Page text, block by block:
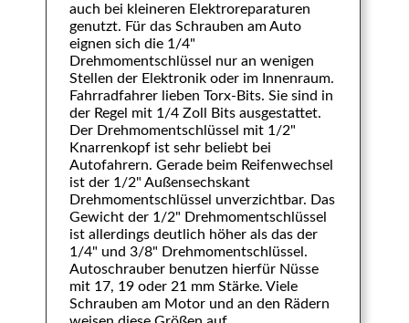
auch bei kleineren Elektroreparaturen
genutzt. Für das Schrauben am Auto
eignen sich die 1/4"
Drehmomentschlüssel nur an wenigen
Stellen der Elektronik oder im Innenraum.
Fahrradfahrer lieben Torx-Bits. Sie sind in
der Regel mit 1/4 Zoll Bits ausgestattet.
Der Drehmomentschlüssel mit 1/2"
Knarrenkopf ist sehr beliebt bei
Autofahrern. Gerade beim Reifenwechsel
ist der 1/2" Außensechskant
Drehmomentschlüssel unverzichtbar. Das
Gewicht der 1/2" Drehmomentschlüssel
ist allerdings deutlich höher als das der
1/4" und 3/8" Drehmomentschlüssel.
Autoschrauber benutzen hierfür Nüsse
mit 17, 19 oder 21 mm Stärke. Viele
Schrauben am Motor und an den Rädern